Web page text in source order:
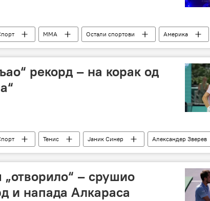
ММА Остали спортови Америка
рекорд – на корак од
Тенис Јаник Синер Александер Зверев
– срушио
и напада Алкараса